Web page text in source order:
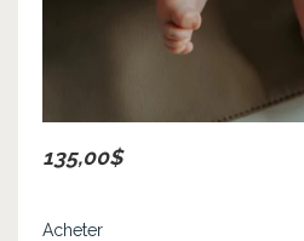
135,00$
Acheter